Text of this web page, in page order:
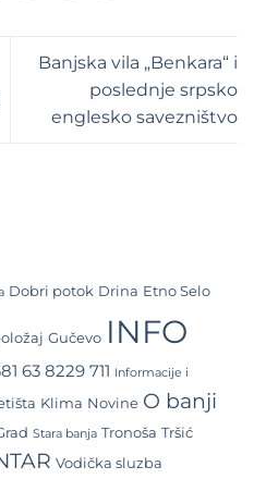
Banjska vila „Benkara“ i
poslednje srpsko
englesko savezništvo
Dobri potok Drina Etno Selo
Gučevo INFO
63 8229 711 Informacije i
Klima Novine O banji
Stara banja Tronoša Tršić
Vodička sluzba